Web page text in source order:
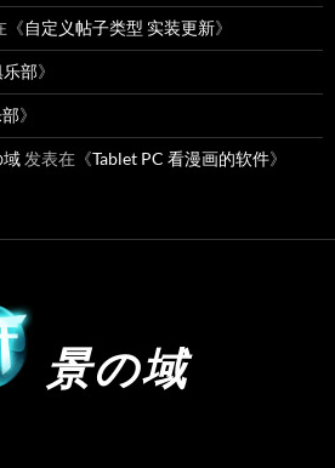
《自定义帖子类型 实装更新》
乐部》
》
域发表在《Tablet PC 看漫画的软件》
景の域